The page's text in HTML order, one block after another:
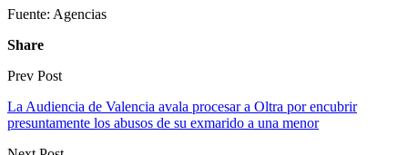
Fuente: Agencias
Share
Prev Post
La Audiencia de Valencia avala procesar a Oltra por encubrir
presuntamente los abusos de su exmarido a una menor